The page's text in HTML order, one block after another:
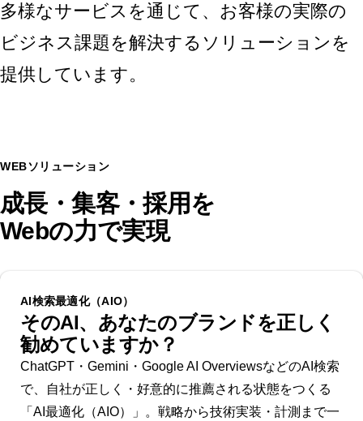
多様なサービスを通じて、お客様の実際の
ビジネス課題を解決するソリューションを
提供しています。
WEBソリューション
成長・集客・採用を
Webの力で実現
AI検索最適化（AIO）
そのAI、あなたのブランドを正しく
勧めていますか？
ChatGPT・Gemini・Google AI OverviewsなどのAI検索
で、自社が正しく・好意的に推薦される状態をつくる
「AI最適化（AIO）」。戦略から技術実装・計測まで一